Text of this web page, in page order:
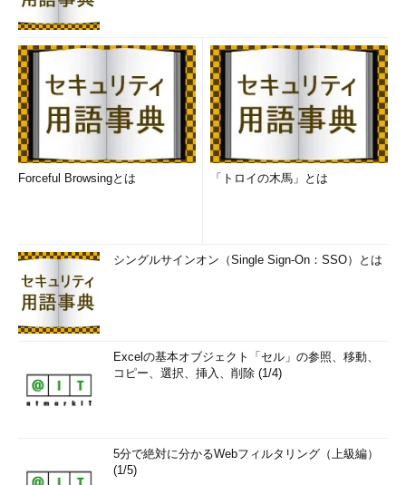
Forceful Browsingとは 「トロイの木馬」とは
シングルサインオン（Single Sign-On：SSO）とは
Excelの基本オブジェクト「セル」の参照、移動、
コピー、選択、挿入、削除 (1/4)
5分で絶対に分かるWebフィルタリング（上級編）
(1/5)